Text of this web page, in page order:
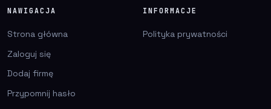
NAWIGACJA
Strona główna
Zaloguj się
Dodaj firmę
Przypomnij hasło
INFORMACJE
Polityka prywatności